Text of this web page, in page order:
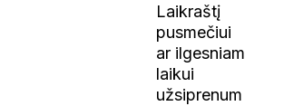
Laikraštį
pusmečiui
ar ilgesniam
laikui
užsiprenum